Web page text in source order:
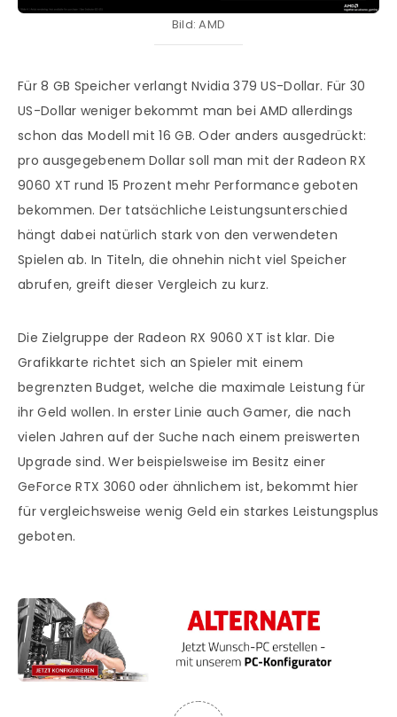
Bild: AMD
Für 8 GB Speicher verlangt Nvidia 379 US-Dollar. Für 30
US-Dollar weniger bekommt man bei AMD allerdings
schon das Modell mit 16 GB. Oder anders ausgedrückt:
pro ausgegebenem Dollar soll man mit der Radeon RX
9060 XT rund 15 Prozent mehr Performance geboten
bekommen. Der tatsächliche Leistungsunterschied
hängt dabei natürlich stark von den verwendeten
Spielen ab. In Titeln, die ohnehin nicht viel Speicher
abrufen, greift dieser Vergleich zu kurz.
Die Zielgruppe der Radeon RX 9060 XT ist klar. Die
Grafikkarte richtet sich an Spieler mit einem
begrenzten Budget, welche die maximale Leistung für
ihr Geld wollen. In erster Linie auch Gamer, die nach
vielen Jahren auf der Suche nach einem preiswerten
Upgrade sind. Wer beispielsweise im Besitz einer
GeForce RTX 3060 oder ähnlichem ist, bekommt hier
für vergleichsweise wenig Geld ein starkes Leistungsplus
geboten.